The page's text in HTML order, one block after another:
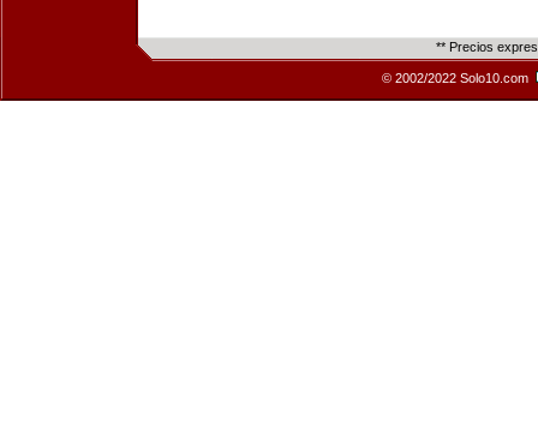
** Precios
© 2002/2022 Solo10.com